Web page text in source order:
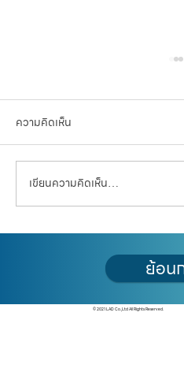
คอสังหาฯ ปี 67
ความคิดเห็น
เขียนความคิดเห็น…
ย้อน
© 2021 LAD Co.,Ltd All Rights Reserved.